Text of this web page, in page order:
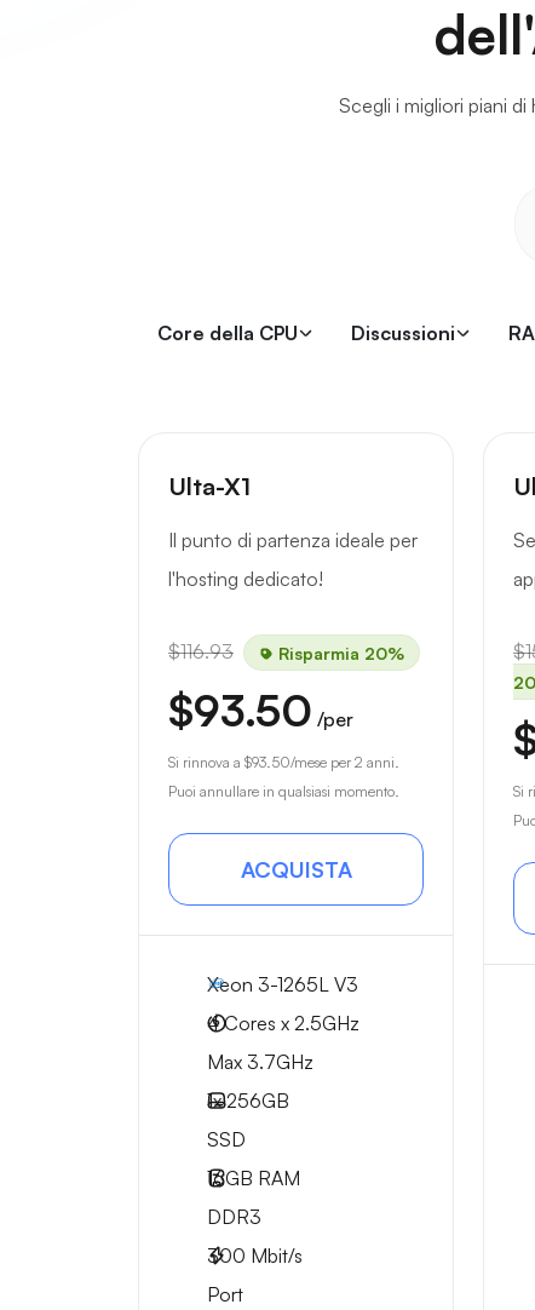
Scegli i migliori piani
Core della CPU Discussioni
Ulta-X1
Il punto di partenza ideale per
l'hosting dedicato!
$116.93 Risparmia 20%
$93.50 /per
Si rinnova a $93.50/mese per 2 anni.
Puoi annullare in qualsiasi momento.
ACQUISTA
Xeon 3-1265L V3
4 Cores x 2.5GHz
Max 3.7GHz
1x256GB
SSD
16GB RAM
DDR3
300 Mbit/s
Port
Si